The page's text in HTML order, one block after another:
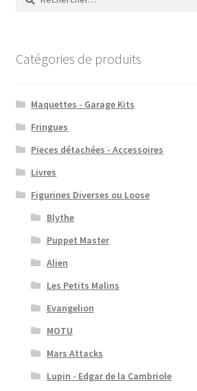
Catégories de produits
Maquettes - Garage Kits
Fringues
Pieces détachées - Accessoires
Livres
Figurines Diverses ou Loose
Blythe
Puppet Master
Alien
Les Petits Malins
Evangelion
MOTU
Mars Attacks
Lupin - Edgar de la Cambriole